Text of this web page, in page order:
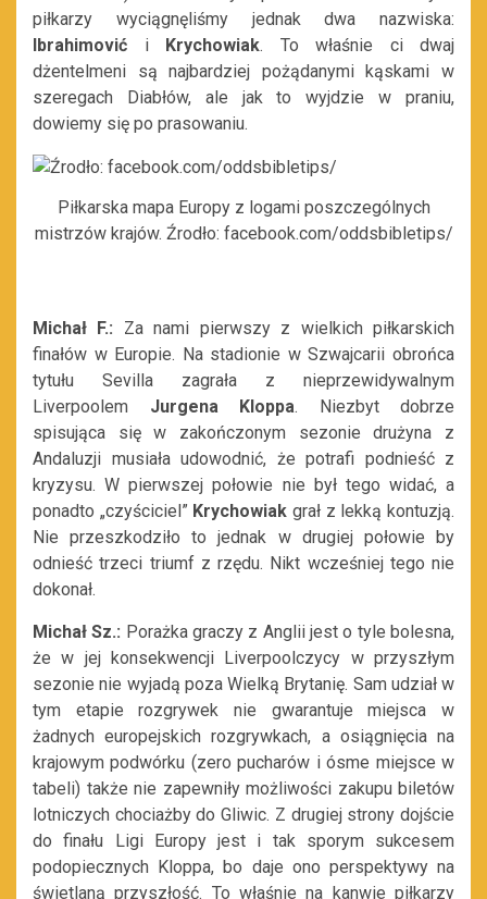
piłkarzy wyciągnęliśmy jednak dwa nazwiska:
Ibrahimović i Krychowiak. To właśnie ci dwaj
dżentelmeni są najbardziej pożądanymi kąskami w
szeregach Diabłów, ale jak to wyjdzie w praniu,
dowiemy się po prasowaniu.
Piłkarska mapa Europy z logami poszczególnych
mistrzów krajów. Źrodło: facebook.com/oddsbibletips/
Michał F.: Za nami pierwszy z wielkich piłkarskich
finałów w Europie. Na stadionie w Szwajcarii obrońca
tytułu Sevilla zagrała z nieprzewidywalnym
Liverpoolem Jurgena Kloppa. Niezbyt dobrze
spisująca się w zakończonym sezonie drużyna z
Andaluzji musiała udowodnić, że potrafi podnieść z
kryzysu. W pierwszej połowie nie był tego widać, a
ponadto „czyściciel” Krychowiak grał z lekką kontuzją.
Nie przeszkodziło to jednak w drugiej połowie by
odnieść trzeci triumf z rzędu. Nikt wcześniej tego nie
dokonał.
Michał Sz.: Porażka graczy z Anglii jest o tyle bolesna,
że w jej konsekwencji Liverpoolczycy w przyszłym
sezonie nie wyjadą poza Wielką Brytanię. Sam udział w
tym etapie rozgrywek nie gwarantuje miejsca w
żadnych europejskich rozgrywkach, a osiągnięcia na
krajowym podwórku (zero pucharów i ósme miejsce w
tabeli) także nie zapewniły możliwości zakupu biletów
lotniczych chociażby do Gliwic. Z drugiej strony dojście
do finału Ligi Europy jest i tak sporym sukcesem
podopiecznych Kloppa, bo daje ono perspektywy na
świetlaną przyszłość. To właśnie na kanwie piłkarzy